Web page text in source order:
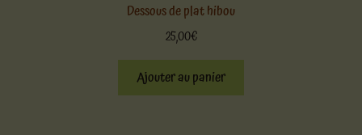
Dessous de plat hibou
25,00€
Ajouter au panier